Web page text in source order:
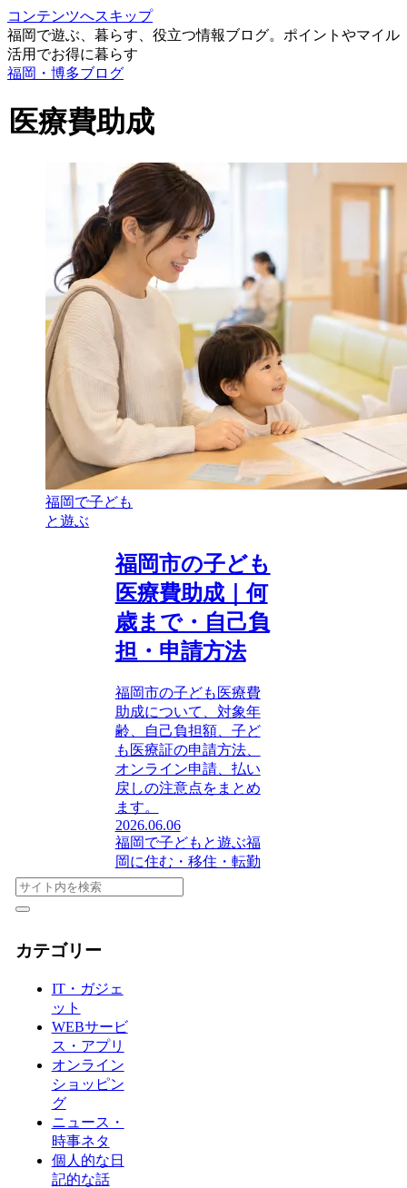
コンテンツへスキップ
福岡で遊ぶ、暮らす、役立つ情報ブログ。ポイントやマイル
活用でお得に暮らす
福岡・博多ブログ
医療費助成
福岡で子ども
と遊ぶ
福岡市の子ども
医療費助成｜何
歳まで・自己負
担・申請方法
福岡市の子ども医療費
助成について、対象年
齢、自己負担額、子ど
も医療証の申請方法、
オンライン申請、払い
戻しの注意点をまとめ
ます。
2026.06.06
福岡で子どもと遊ぶ福
岡に住む・移住・転勤
カテゴリー
IT・ガジェ
ット
WEBサービ
ス・アプリ
オンライン
ショッピン
グ
ニュース・
時事ネタ
個人的な日
記的な話